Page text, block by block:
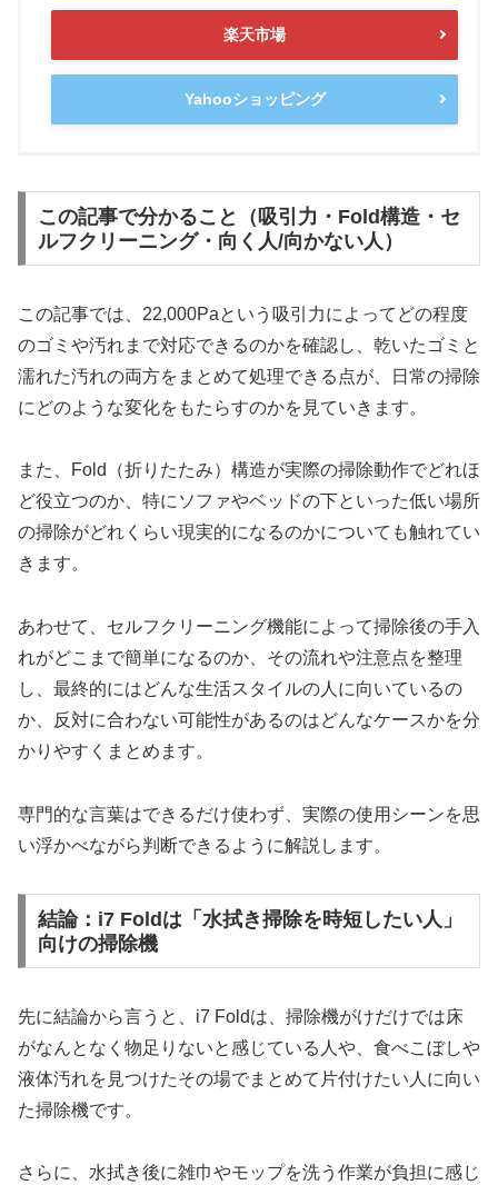
楽天市場
Yahooショッピング
この記事で分かること（吸引力・Fold構造・セ
ルフクリーニング・向く人/向かない人）
この記事では、22,000Paという吸引力によってどの程度
のゴミや汚れまで対応できるのかを確認し、乾いたゴミと
濡れた汚れの両方をまとめて処理できる点が、日常の掃除
にどのような変化をもたらすのかを見ていきます。
また、Fold（折りたたみ）構造が実際の掃除動作でどれほ
ど役立つのか、特にソファやベッドの下といった低い場所
の掃除がどれくらい現実的になるのかについても触れてい
きます。
あわせて、セルフクリーニング機能によって掃除後の手入
れがどこまで簡単になるのか、その流れや注意点を整理
し、最終的にはどんな生活スタイルの人に向いているの
か、反対に合わない可能性があるのはどんなケースかを分
かりやすくまとめます。
専門的な言葉はできるだけ使わず、実際の使用シーンを思
い浮かべながら判断できるように解説します。
結論：i7 Foldは「水拭き掃除を時短したい人」
向けの掃除機
先に結論から言うと、i7 Foldは、掃除機がけだけでは床
がなんとなく物足りないと感じている人や、食べこぼしや
液体汚れを見つけたその場でまとめて片付けたい人に向い
た掃除機です。
さらに、水拭き後に雑巾やモップを洗う作業が負担に感じ